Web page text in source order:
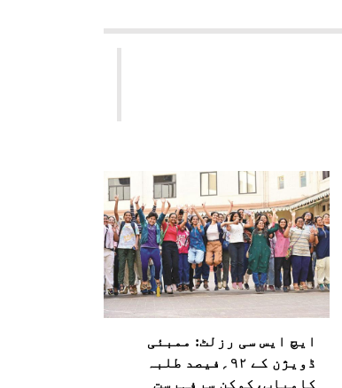
ایچ ایس سی رزلٹ: ممبئی
ڈویژن کے ۹۲؍فیصد طلبہ
کامیاب،کوکن سرفہرست